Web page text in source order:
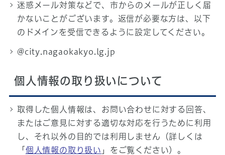
迷惑メール対策などで、市からのメールが正しく届
かないことがございます。返信が必要な方は、以下
のドメインを受信できるように設定してください。
@city.nagaokakyo.lg.jp
個人情報の取り扱いについて
取得した個人情報は、お問い合わせに対する回答、
またはご意見に対する適切な対応を行うために利用
し、それ以外の目的では利用しません（詳しくは
「 個人情報の取り扱い 」をご覧ください）。